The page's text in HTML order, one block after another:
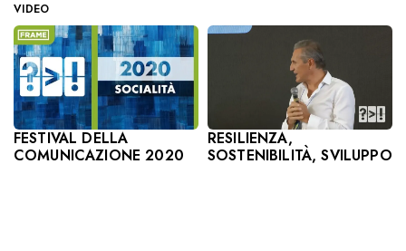
VIDEO
FESTIVAL DELLA
COMUNICAZIONE 2020
RESILIENZA,
SOSTENIBILITÀ, SVILUPPO